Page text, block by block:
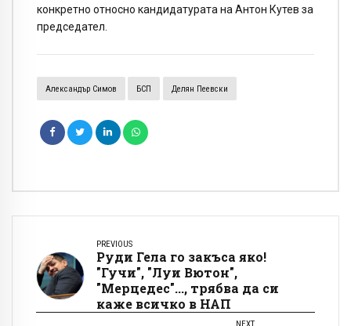
конкретно относно кандидатурата на Антон Кутев за
председател.
Александър Симов БСП Делян Пеевски
PREVIOUS
Руди Гела го закъса яко!
"Гучи", "Луи Вютон",
"Мерцедес"..., трябва да си
каже всичко в НАП
NEXT